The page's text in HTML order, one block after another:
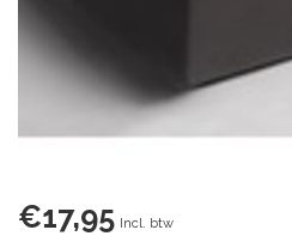
€17,95 Incl. btw